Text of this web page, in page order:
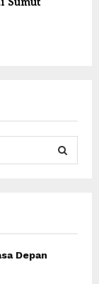
Depan